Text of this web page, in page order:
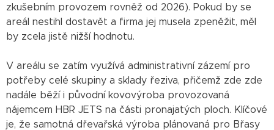
zkušebním provozem rovněž od 2026). Pokud by se
areál nestihl dostavět a firma jej musela zpeněžit, měl
by zcela jistě nižší hodnotu.
V areálu se zatím využívá administrativní zázemí pro
potřeby celé skupiny a sklady řeziva, přičemž zde zde
nadále běží i původní kovovýroba provozovaná
nájemcem HBR JETS na části pronajatých ploch. Klíčové
je, že samotná dřevařská výroba plánovaná pro Břasy